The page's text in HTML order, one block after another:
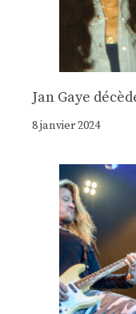
Jan Gaye
8 janvier 2024